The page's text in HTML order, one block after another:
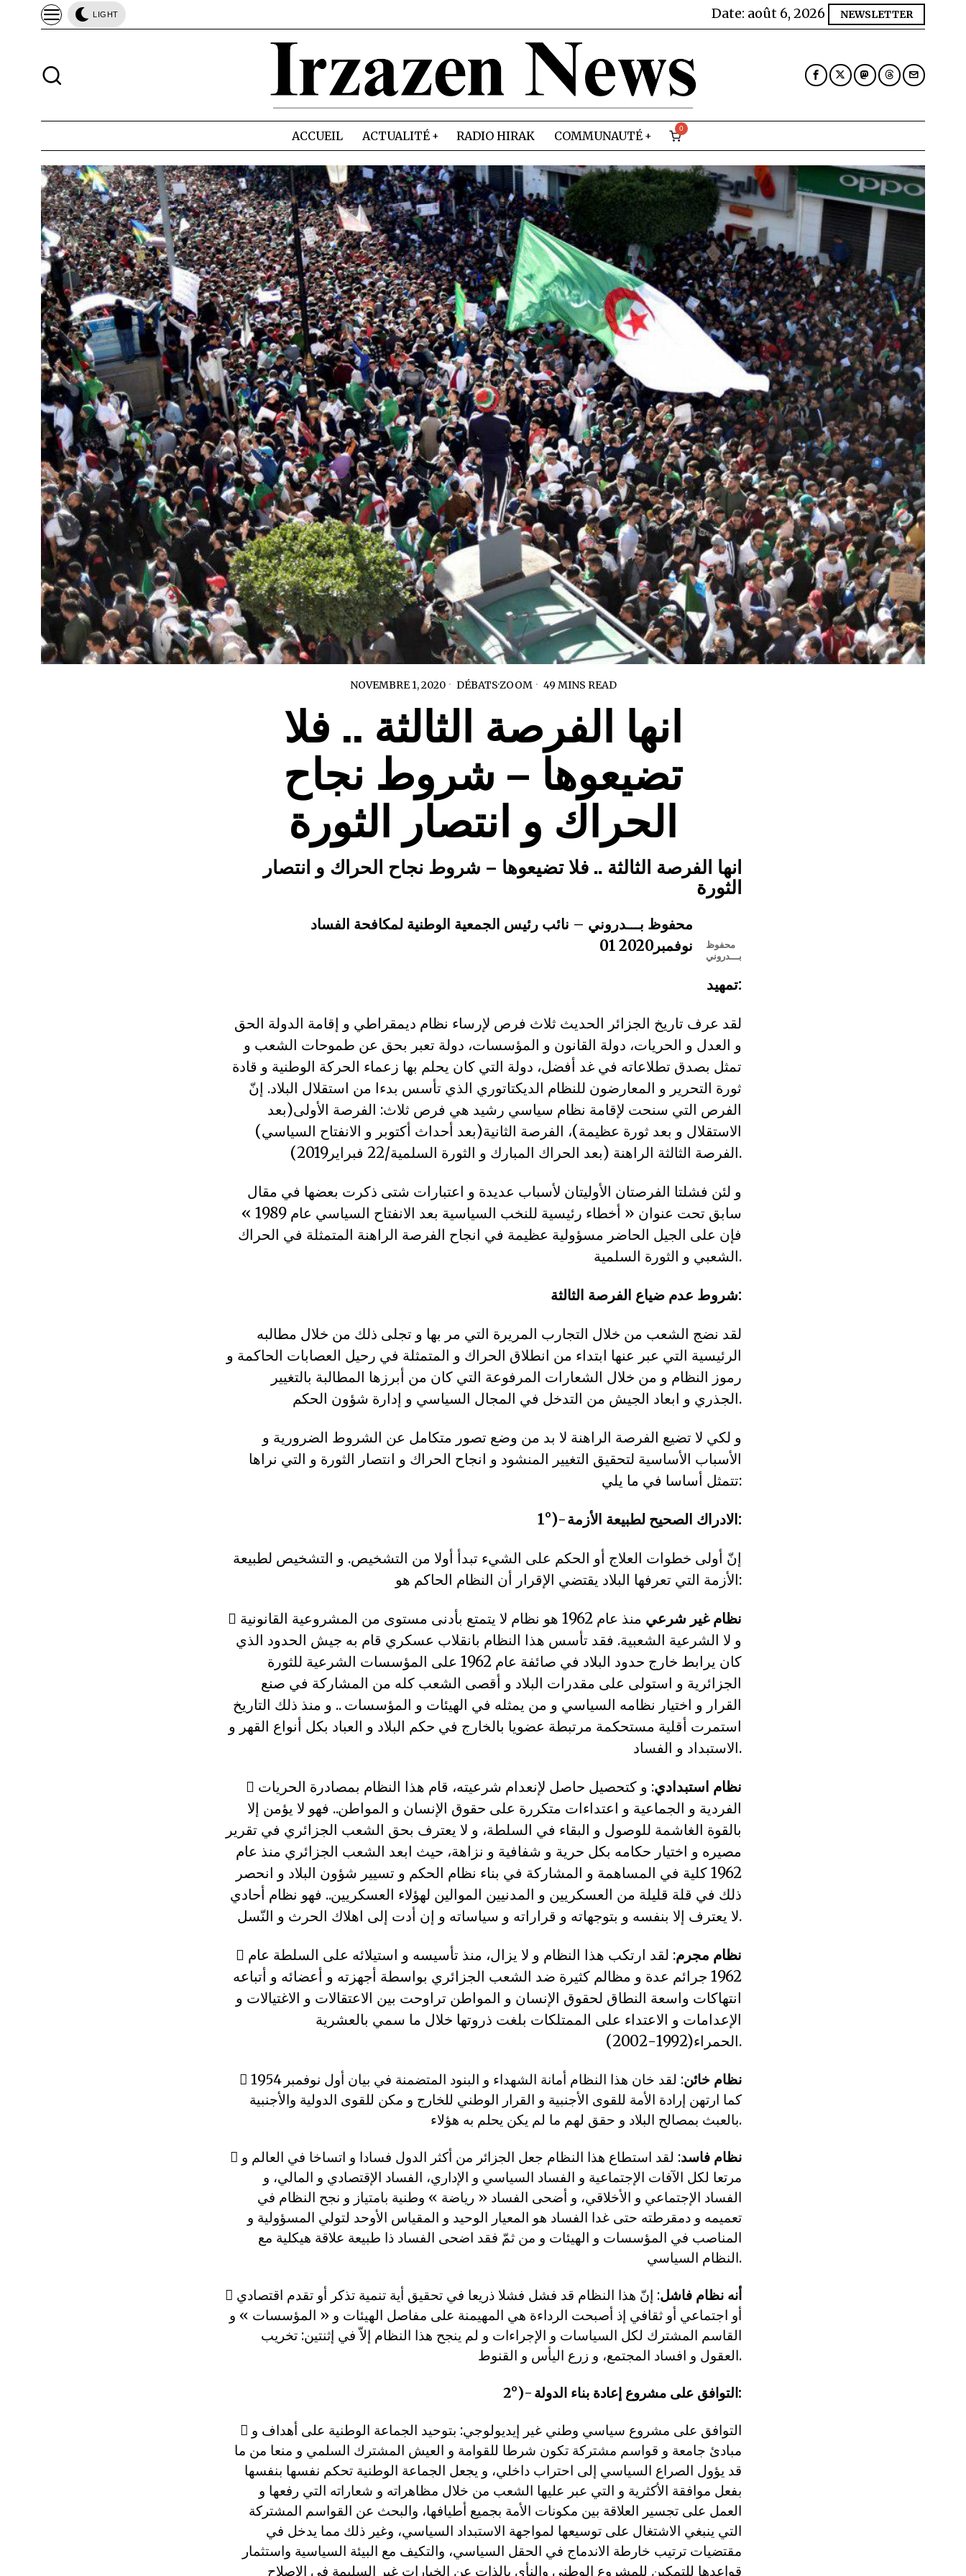
LIGHT Date: août 6, 2026 NEWSLETTER
ACCUEIL ACTUALITÉ RADIO HIRAK COMMUNAUTÉ
0
NOVEMBRE 1, 2020 DÉBATS·ZOOM 49 MINS READ
انها الفرصة الثالثة .. فلا
تضيعوها – شروط نجاح
الحراك و انتصار الثورة
انها الفرصة الثالثة .. فلا تضيعوها – شروط نجاح الحراك و انتصار
الثورة
محفوظ
بـــدروني
محفوظ بـــدروني – نائب رئيس الجمعية الوطنية لمكافحة الفساد
01 نوفمبر2020
تمهيد:
لقد عرف تاريخ الجزائر الحديث ثلاث فرص لإرساء نظام ديمقراطي و إقامة الدولة الحق
و العدل و الحريات، دولة القانون و المؤسسات، دولة تعبر بحق عن طموحات الشعب و
تمثل بصدق تطلاعاته في غد أفضل، دولة التي كان يحلم بها زعماء الحركة الوطنية و قادة
ثورة التحرير و المعارضون للنظام الديكتاتوري الذي تأسس بدءا من استقلال البلاد. إنّ
الفرص التي سنحت لإقامة نظام سياسي رشيد هي فرص ثلاث: الفرصة الأولى(بعد
الاستقلال و بعد ثورة عظيمة)، الفرصة الثانية(بعد أحداث أكتوبر و الانفتاح السياسي)
الفرصة الثالثة الراهنة (بعد الحراك المبارك و الثورة السلمية/22 فبراير2019).
و لئن فشلتا الفرصتان الأوليتان لأسباب عديدة و اعتبارات شتى ذكرت بعضها في مقال
سابق تحت عنوان « أخطاء رئيسية للنخب السياسية بعد الانفتاح السياسي عام 1989 »
فإن على الجيل الحاضر مسؤولية عظيمة في انجاح الفرصة الراهنة المتمثلة في الحراك
الشعبي و الثورة السلمية.
شروط عدم ضياع الفرصة الثالثة:
لقد نضج الشعب من خلال التجارب المريرة التي مر بها و تجلى ذلك من خلال مطالبه
الرئيسية التي عبر عنها ابتداء من انطلاق الحراك و المتمثلة في رحيل العصابات الحاكمة و
رموز النظام و من خلال الشعارات المرفوعة التي كان من أبرزها المطالبة بالتغيير
الجذري و ابعاد الجيش من التدخل في المجال السياسي و إدارة شؤون الحكم.
و لكي لا تضيع الفرصة الراهنة لا بد من وضع تصور متكامل عن الشروط الضرورية و
الأسباب الأساسية لتحقيق التغيير المنشود و انجاح الحراك و انتصار الثورة و التي نراها
تتمثل أساسا في ما يلي:
1°)- الادراك الصحيح لطبيعة الأزمة:
إنّ أولى خطوات العلاج أو الحكم على الشيء تبدأ أولا من التشخيص. و التشخيص لطبيعة
الأزمة التي تعرفها البلاد يقتضي الإقرار أن النظام الحاكم هو:
 نظام غير شرعي
منذ عام 1962 هو نظام لا يتمتع بأدنى مستوى من المشروعية القانونية
و لا الشرعية الشعبية. فقد تأسس هذا النظام بانقلاب عسكري قام به جيش الحدود الذي
كان يرابط خارج حدود البلاد في صائفة عام 1962 على المؤسسات الشرعية للثورة
الجزائرية و استولى على مقدرات البلاد و أقصى الشعب كله من المشاركة في صنع
القرار و اختيار نظامه السياسي و من يمثله في الهيئات و المؤسسات .. و منذ ذلك التاريخ
استمرت أقلية مستحكمة مرتبطة عضويا بالخارج في حكم البلاد و العباد بكل أنواع القهر و
الاستبداد و الفساد.
 نظام استبدادي: و كتحصيل حاصل لإنعدام شرعيته، قام هذا النظام بمصادرة الحريات
الفردية و الجماعية و اعتداءات متكررة على حقوق الإنسان و المواطن.. فهو لا يؤمن إلا
بالقوة الغاشمة للوصول و البقاء في السلطة، و لا يعترف بحق الشعب الجزائري في تقرير
مصيره و اختيار حكامه بكل حرية و شفافية و نزاهة، حيث ابعد الشعب الجزائري منذ عام
1962 كلية في المساهمة و المشاركة في بناء نظام الحكم و تسيير شؤون البلاد و انحصر
ذلك في قلة قليلة من العسكريين و المدنيين الموالين لهؤلاء العسكريين.. فهو نظام أحادي
لا يعترف إلا بنفسه و بتوجهاته و قراراته و سياساته و إن أدت إلى اهلاك الحرث و النّسل.
 نظام مجرم: لقد ارتكب هذا النظام و لا يزال، منذ تأسيسه و استيلائه على السلطة عام
1962 جرائم عدة و مظالم كثيرة ضد الشعب الجزائري بواسطة أجهزته و أعضائه و أتباعه
انتهاكات واسعة النطاق لحقوق الإنسان و المواطن تراوحت بين الاعتقالات و الاغتيالات و
الإعدامات و الاعتداء على الممتلكات بلغت ذروتها خلال ما سمي بالعشرية
الحمراء(1992-2002).
 نظام خائن
: لقد خان هذا النظام أمانة الشهداء و البنود المتضمنة في بيان أول نوفمبر 1954
كما ارتهن إرادة الأمة للقوى الأجنبية و القرار الوطني للخارج و مكن للقوى الدولية والأجنبية
بالعبث بمصالح البلاد و حقق لهم ما لم يكن يحلم به هؤلاء.
 نظام فاسد: لقد استطاع هذا النظام جعل الجزائر من أكثر الدول فسادا و اتساخا في العالم و
مرتعا لكل الآفات الإجتماعية و الفساد السياسي و الإداري، الفساد الإقتصادي و المالي، و
الفساد الإجتماعي و الأخلاقي، و أضحى الفساد « رياضة » وطنية بامتياز و نجح النظام في
تعميمه و دمقرطته حتى غدا الفساد هو المعيار الوحيد و المقياس الأوحد لتولي المسؤولية و
المناصب في المؤسسات و الهيئات و من ثمّ فقد اضحى الفساد ذا طبيعة علاقة هيكلية مع
النظام السياسي.
 أنه نظام فاشل: إنّ هذا النظام قد فشل فشلا ذريعا في تحقيق أية تنمية تذكر أو تقدم اقتصادي
أو اجتماعي أو ثقافي إذ أصبحت الرداءة هي المهيمنة على مفاصل الهيئات و « المؤسسات » و
القاسم المشترك لكل السياسات و الإجراءات و لم ينجح هذا النظام إلاّ في إثنتين: تخريب
العقول و افساد المجتمع، و زرع اليأس و القنوط.
2°)- التوافق على مشروع إعادة بناء الدولة:
 التوافق على مشروع سياسي وطني غير إيديولوجي: بتوحيد الجماعة الوطنية على أهداف و
مبادئ جامعة و قواسم مشتركة تكون شرطا للقوامة و العيش المشترك السلمي و منعا من ما
قد يؤول الصراع السياسي إلى احتراب داخلي، و يجعل الجماعة الوطنية تحكم نفسها بنفسها
بفعل موافقة الأكثرية و التي عبر عليها الشعب من خلال مظاهراته و شعاراته التي رفعها و
العمل على تجسير العلاقة بين مكونات الأمة بجميع أطيافها، والبحث عن القواسم المشتركة
التي ينبغي الاشتغال على توسيعها لمواجهة الاستبداد السياسي، وغير ذلك مما يدخل في
مقتضيات ترتيب خارطة الاندماج في الحقل السياسي، والتكيف مع البيئة السياسية واستثمار
قواعدها للتمكين للمشروع الوطني والنأي بالذات عن الخيارات غير السليمة في الإصلاح